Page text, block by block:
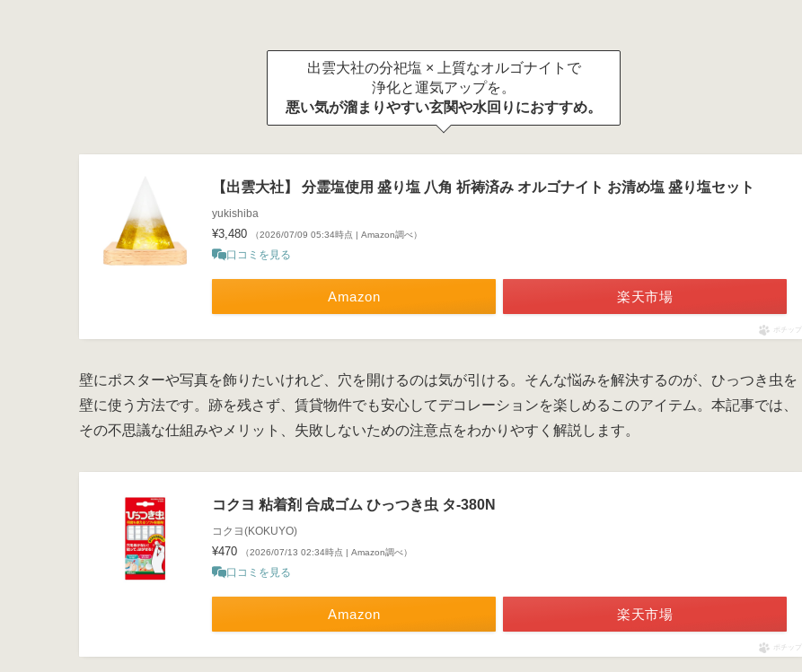
出雲大社の分祀塩 × 上質なオルゴナイトで
浄化と運気アップを。
悪い気が溜まりやすい玄関や水回りにおすすめ。
【出雲大社】 分霊塩使用 盛り塩 八角 祈祷済み オルゴナイト お清め塩 盛り塩セット
yukishiba
¥3,480 （2026/07/09 05:34時点 | Amazon調べ）
口コミを見る
Amazon 楽天市場
ポチップ
壁にポスターや写真を飾りたいけれど、穴を開けるのは気が引ける。そんな悩みを解決するのが、ひっつき虫を
壁に使う方法です。跡を残さず、賃貸物件でも安心してデコレーションを楽しめるこのアイテム。本記事では、
その不思議な仕組みやメリット、失敗しないための注意点をわかりやすく解説します。
コクヨ 粘着剤 合成ゴム ひっつき虫 タ-380N
コクヨ(KOKUYO)
¥470 （2026/07/13 02:34時点 | Amazon調べ）
口コミを見る
Amazon 楽天市場
ポチップ